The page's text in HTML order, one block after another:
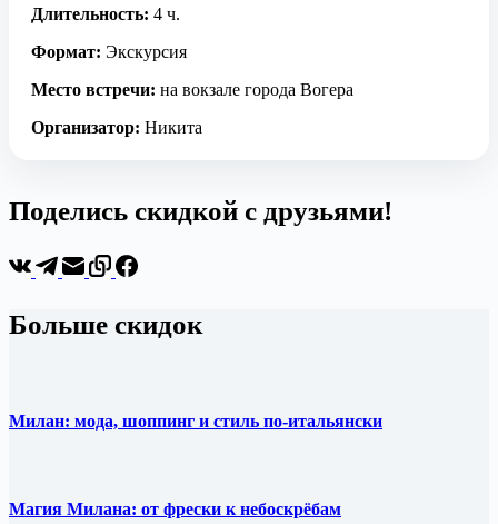
Длительность: 4 ч.
Формат: Экскурсия
Место встречи: на вокзале города Вогера
Организатор: Никита
Поделись скидкой с друзьями!
Больше скидок
Милан: мода, шоппинг и стиль по-итальянски
Магия Милана: от фрески к небоскрёбам